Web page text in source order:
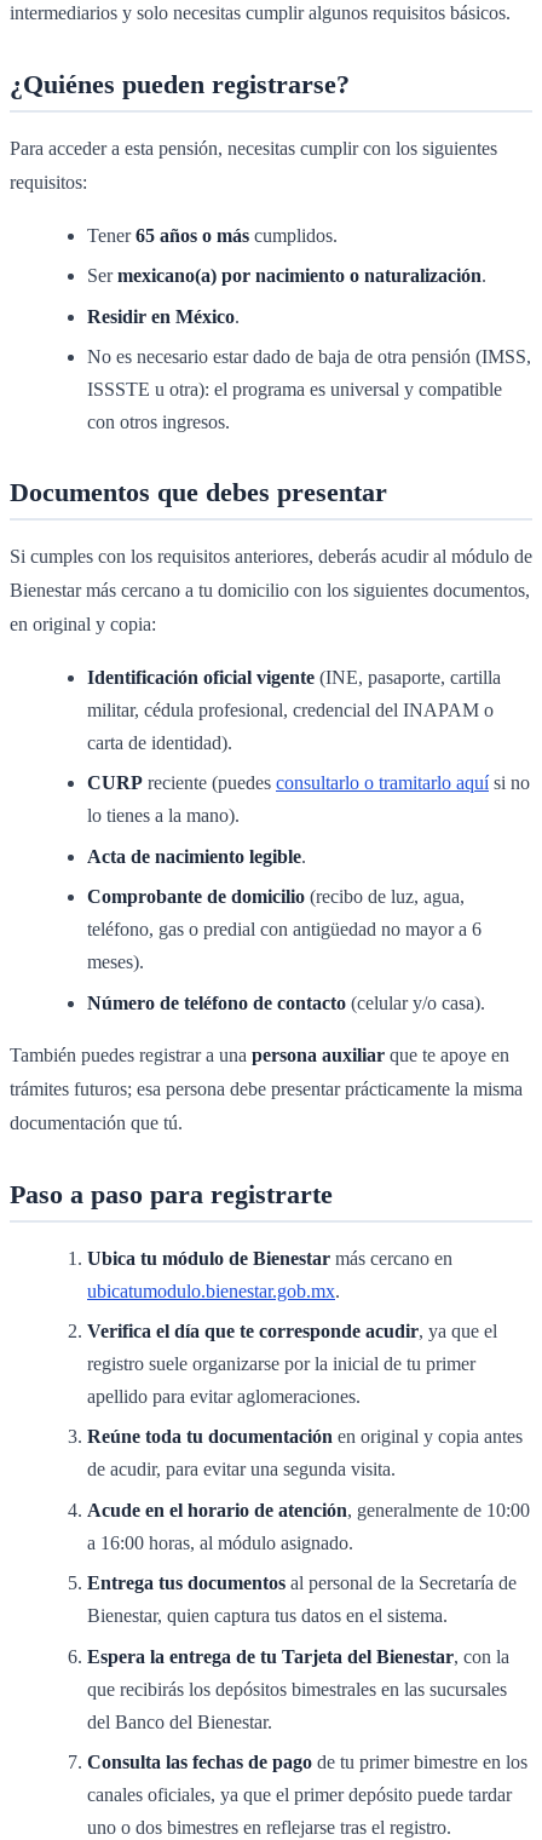
intermediarios y solo necesitas cumplir algunos requisitos básicos.
¿Quiénes pueden registrarse?
Para acceder a esta pensión, necesitas cumplir con los siguientes
requisitos:
Tener65 años o más cumplidos.
Sermexicano(a) por nacimiento o naturalización.
Residir en México.
No es necesario estar dado de baja de otra pensión (IMSS,
ISSSTE u otra): el programa es universal y compatible
con otros ingresos.
Documentos que debes presentar
Si cumples con los requisitos anteriores, deberás acudir al módulo de
Bienestar más cercano a tu domicilio con los siguientes documentos,
en original y copia:
Identificación oficial vigente (INE, pasaporte, cartilla
militar, cédula profesional, credencial del INAPAM o
carta de identidad).
CURP reciente (puedes consultarlo o tramitarlo aquísi no
lo tienes a la mano).
Acta de nacimiento legible.
Comprobante de domicilio (recibo de luz, agua,
teléfono, gas o predial con antigüedad no mayor a 6
meses).
Número de teléfono de contacto (celular y/o casa).
También puedes registrar a una persona auxiliar que te apoye en
trámites futuros; esa persona debe presentar prácticamente la misma
documentación que tú.
Paso a paso para registrarte
Ubica tu módulo de Bienestar más cercano en
ubicatumodulo.bienestar.gob.mx.
Verifica el día que te corresponde acudir, ya que el
registro suele organizarse por la inicial de tu primer
apellido para evitar aglomeraciones.
Reúne toda tu documentación en original y copia antes
de acudir, para evitar una segunda visita.
Acude en el horario de atención, generalmente de 10:00
a 16:00 horas, al módulo asignado.
Entrega tus documentos al personal de la Secretaría de
Bienestar, quien captura tus datos en el sistema.
Espera la entrega de tu Tarjeta del Bienestar, con la
que recibirás los depósitos bimestrales en las sucursales
del Banco del Bienestar.
Consulta las fechas de pago de tu primer bimestre en los
canales oficiales, ya que el primer depósito puede tardar
uno o dos bimestres en reflejarse tras el registro.